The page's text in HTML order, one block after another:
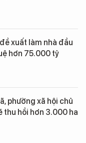
xuất làm nhà đầu
hơn 75.000 tỷ
phường xã hội chủ
thu hồi hơn 3.000 ha